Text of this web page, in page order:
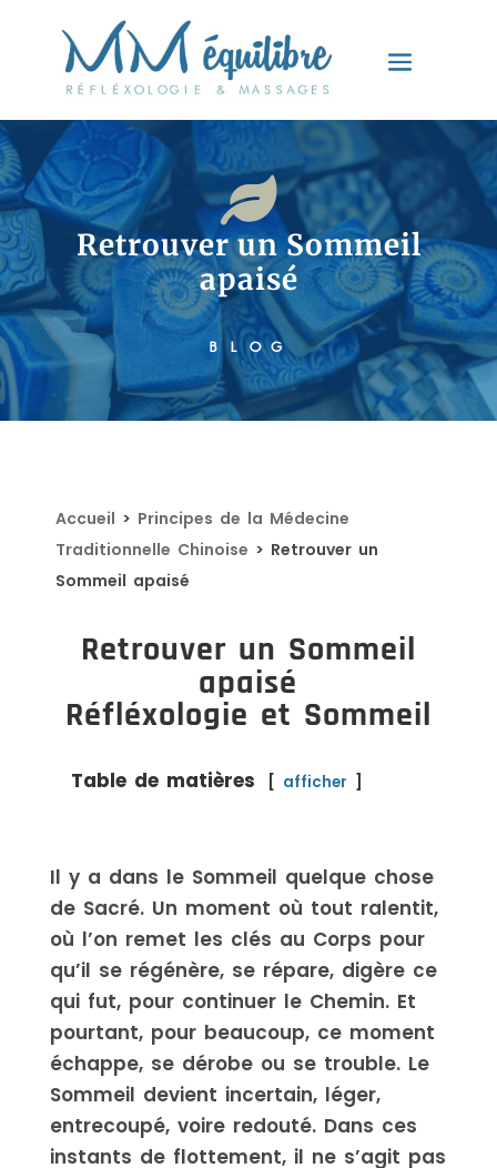

Retrouver un Sommeil
apaisé
BLOG
Accueil > Principes de la Médecine
Traditionnelle Chinoise > Retrouver un
Sommeil apaisé
Retrouver un Sommeil
apaisé
Réfléxologie et Sommeil
Table de matières afficher
Il y a dans le Sommeil quelque chose
de Sacré. Un moment où tout ralentit,
où l’on remet les clés au Corps pour
qu’il se régénère, se répare, digère ce
qui fut, pour continuer le Chemin. Et
pourtant, pour beaucoup, ce moment
échappe, se dérobe ou se trouble. Le
Sommeil devient incertain, léger,
entrecoupé, voire redouté. Dans ces
instants de flottement, il ne s’agit pas